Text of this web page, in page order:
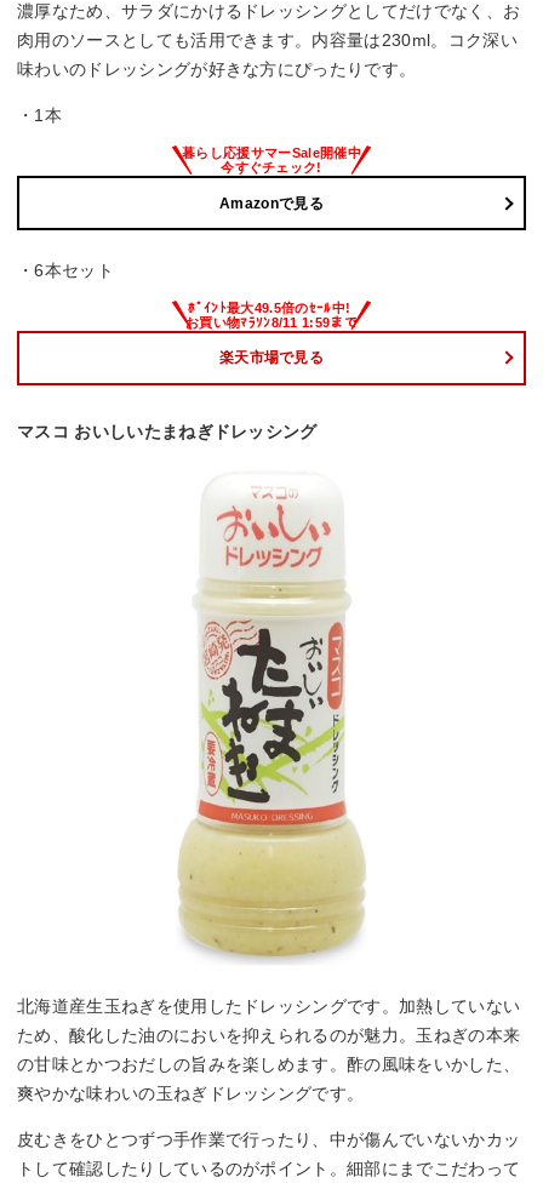
濃厚なため、サラダにかけるドレッシングとしてだけでなく、お
肉用のソースとしても活用できます。内容量は230ml。コク深い
味わいのドレッシングが好きな方にぴったりです。
・1本
Amazonで見る
・6本セット
楽天市場で見る
マスコ おいしいたまねぎドレッシング
北海道産生玉ねぎを使用したドレッシングです。加熱していない
ため、酸化した油のにおいを抑えられるのが魅力。玉ねぎの本来
の甘味とかつおだしの旨みを楽しめます。酢の風味をいかした、
爽やかな味わいの玉ねぎドレッシングです。
皮むきをひとつずつ手作業で行ったり、中が傷んでいないかカッ
トして確認したりしているのがポイント。細部にまでこだわって